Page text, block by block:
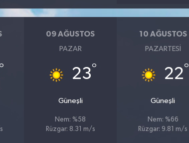
09 AĞUSTOS
PAZAR
23°
Güneşli
Nem: %58
Rüzgar: 8.31 m/s
10 AĞUSTOS
PAZARTESI
22°
Güneşli
Nem: %66
Rüzgar: 9.81 m/s